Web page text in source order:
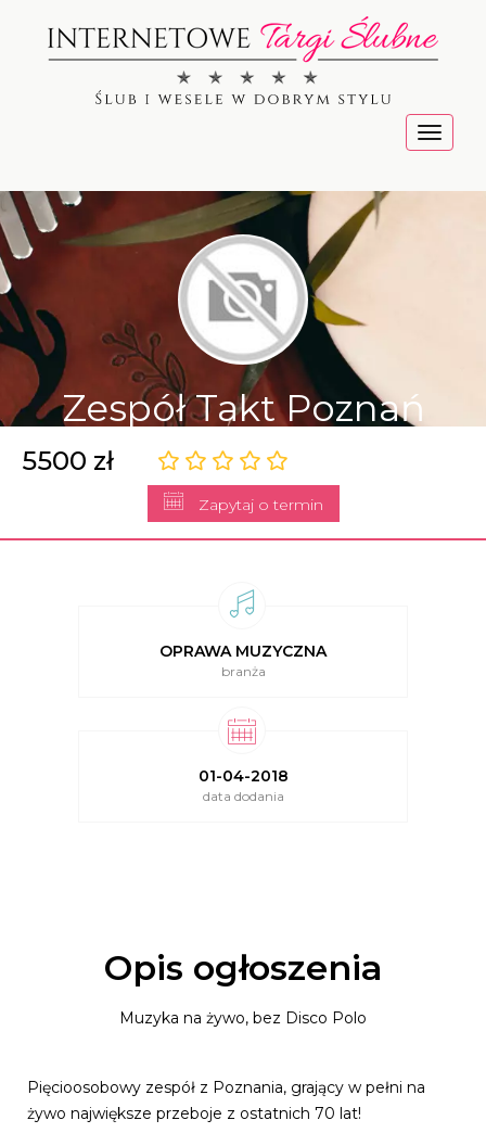
Menu
Zespół Takt Poznań
5500 zł
Zapytaj o termin
OPRAWA MUZYCZNA
branża
01-04-2018
data dodania
Opis ogłoszenia
Muzyka na żywo, bez Disco Polo
Pięcioosobowy zespół z Poznania, grający w pełni na
żywo największe przeboje z ostatnich 70 lat!